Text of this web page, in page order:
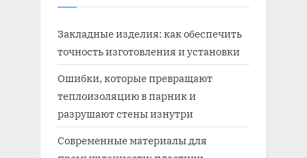
Закладные изделия: как обеспечить
точность изготовления и установки
Ошибки, которые превращают
теплоизоляцию в парник и
разрушают стены изнутри
Современные материалы для